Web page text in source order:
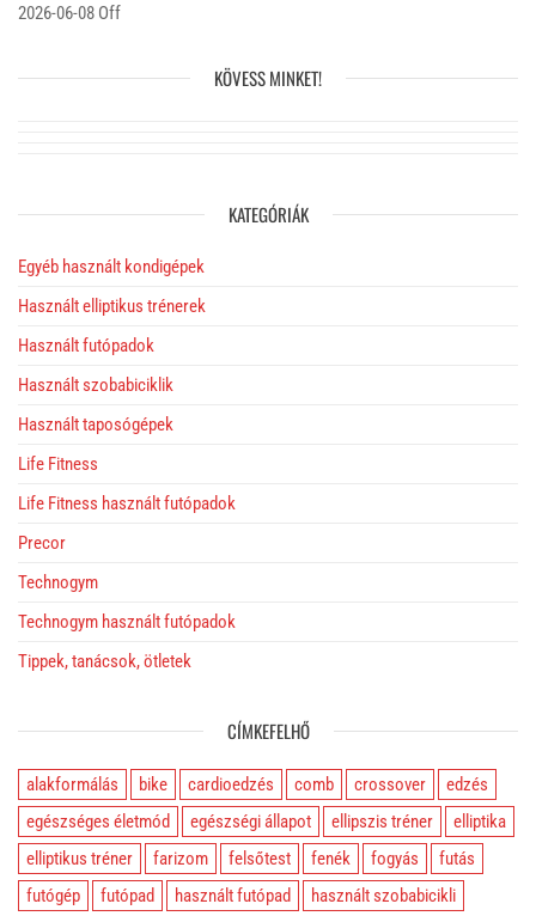
2026-06-08 Off
KÖVESS MINKET!
KATEGÓRIÁK
Egyéb használt kondigépek
Használt elliptikus trénerek
Használt futópadok
Használt szobabiciklik
Használt taposógépek
Life Fitness
Life Fitness használt futópadok
Precor
Technogym
Technogym használt futópadok
Tippek, tanácsok, ötletek
CÍMKEFELHŐ
alakformálás bike cardioedzés comb crossover
edzés
egészséges életmód
egészségi állapot ellipszis tréner
elliptika
elliptikus tréner
farizom felsőtest fenék fogyás
futás
futógép
futópad használt futópad
használt szobabicikli